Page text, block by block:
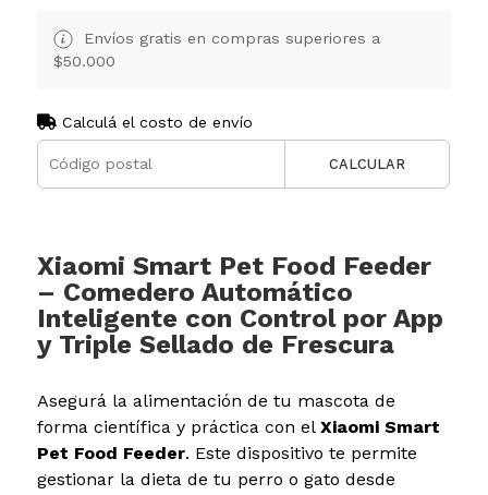
Envíos gratis en compras superiores a
$50.000
Calculá el costo de envío
CALCULAR
Xiaomi Smart Pet Food Feeder
– Comedero Automático
Inteligente con Control por App
y Triple Sellado de Frescura
Asegurá la alimentación de tu mascota de
forma científica y práctica con el Xiaomi Smart
Pet Food Feeder. Este dispositivo te permite
gestionar la dieta de tu perro o gato desde